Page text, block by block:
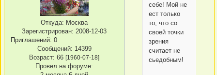
Откуда: Москва
Зарегистрирован: 2008-12-03
Приглашений: 0
Сообщений: 14399
Возраст: 66 [1960-07-18]
Провел на форуме:
себе! Мой не
ест только
то, что со
своей точки
зрения
считает не
сьедобным!